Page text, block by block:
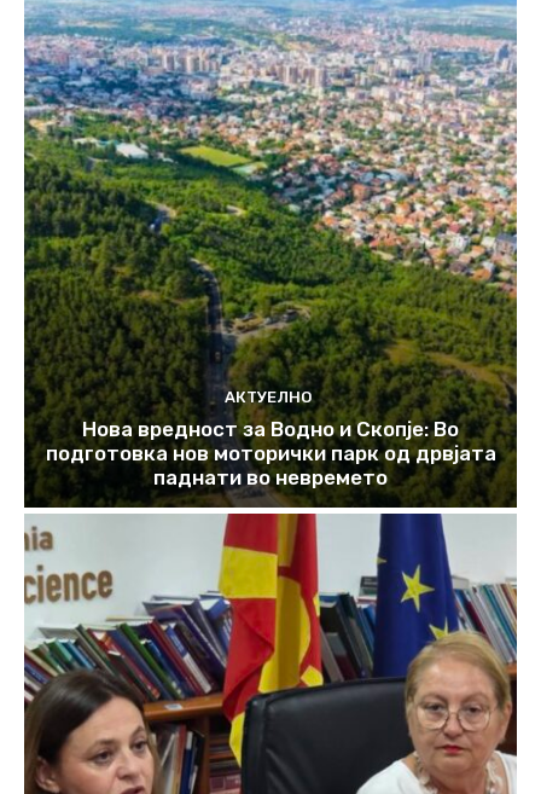
АКТУЕЛНО
Нова вредност за Водно и Скопје: Во
подготовка нов моторички парк од дрвјата
паднати во невремето